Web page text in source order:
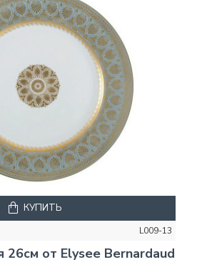
L009-13
26см от Elysee Bernardaud
КУПИТЬ